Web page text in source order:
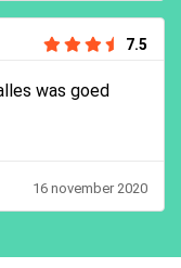
7.5
was goed
16 november 2020